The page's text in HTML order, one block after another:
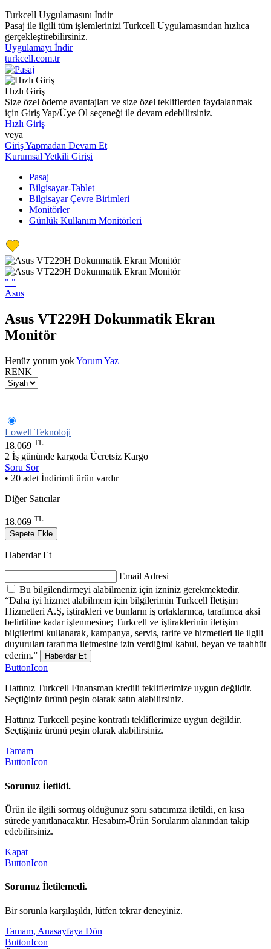
Turkcell Uygulamasını İndir
Pasaj ile ilgili tüm işlemlerinizi Turkcell Uygulamasından hızlıca
gerçekleştirebilirsiniz.
Uygulamayı İndir
turkcell.com.tr
Hızlı Giriş
Size özel ödeme avantajları ve size özel tekliflerden faydalanmak
için Giriş Yap/Üye Ol seçeneği ile devam edebilirsiniz.
Hızlı Giriş
veya
Giriş Yapmadan Devam Et
Kurumsal Yetkili Girişi
Pasaj
Bilgisayar-Tablet
Bilgisayar Çevre Birimleri
Monitörler
Günlük Kullanım Monitörleri
" "
Asus
Asus VT229H Dokunmatik Ekran
Monitör
Henüz yorum yokYorum Yaz
RENK
Lowell Teknoloji
18.069 TL
2 İş gününde kargoda Ücretsiz Kargo
Soru Sor
• 20 adet İndirimli ürün vardır
Diğer Satıcılar
18.069 TL
Sepete Ekle
Haberdar Et
Email Adresi
Bu bilgilendirmeyi alabilmeniz için izniniz gerekmektedir.
“Daha iyi hizmet alabilmem için bilgilerimin Turkcell İletişim
Hizmetleri A.Ş, iştirakleri ve bunların iş ortaklarınca, tarafımca aksi
belirtiline kadar işlenmesine; Turkcell ve iştiraklerinin iletişim
bilgilerimi kullanarak, kampanya, servis, tarife ve hizmetleri ile ilgili
duyuruları tarafıma iletmesine izin verdiğimi kabul, beyan ve taahhüt
ederim.”
Haberdar Et
ButtonIcon
Hattınız Turkcell Finansman kredili tekliflerimize uygun değildir.
Seçtiğiniz ürünü peşin olarak satın alabilirsiniz.
Hattınız Turkcell peşine kontratlı tekliflerimize uygun değildir.
Seçtiğiniz ürünü peşin olarak alabilirsiniz.
Tamam
ButtonIcon
Sorunuz İletildi.
Ürün ile ilgili sormuş olduğunuz soru satıcımıza iletildi, en kısa
sürede yanıtlanacaktır. Hesabım-Ürün Sorularım alanından takip
edebilirsiniz.
Kapat
ButtonIcon
Sorunuz İletilemedi.
Bir sorunla karşılaşıldı, lütfen tekrar deneyiniz.
Tamam, Anasayfaya Dön
ButtonIcon